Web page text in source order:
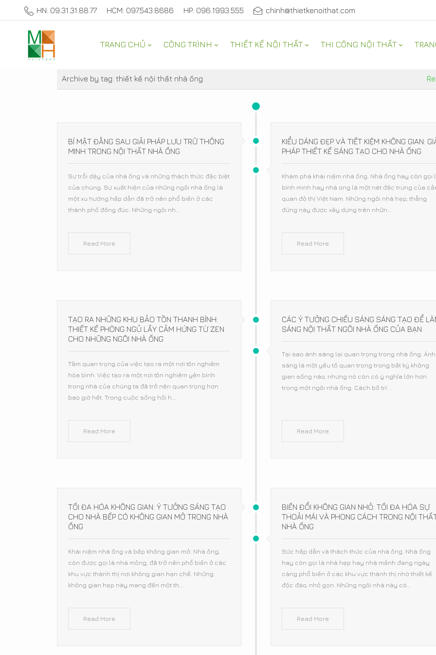
HN: 09.31.31.88.77 HCM: 097.543.8686 HP: 096.1993.555 chinh@thietkenoithat.com
TRANG CHỦ CÔNG TRÌNH THIẾT KẾ NỘI THẤT THI CÔNG NỘI THẤT
THAM KHẢO
Archive by tag: thiết kế nội thất nhà ống
BÍ MẬT ĐẰNG SAU GIẢI PHÁP LƯU TRỮ THÔNG
MINH TRONG NỘI THẤT NHÀ ỐNG
Sự trỗi dậy của nhà ống và những thách thức đặc biệt
của chúng. Sự xuất hiện của những ngôi nhà ống là
một xu hướng hấp dẫn đã trở nên phổ biến ở các
thành phố đông đúc. Những ngôi nh...
Read More
KIỂU DÁNG ĐẸP VÀ TIẾT KIỆM KHÔNG GIAN:
PHÁP THIẾT KẾ SÁNG TẠO CHO NHÀ ỐNG
Khám phá khái niệm nhà ống. Nhà ống hay còn gọi
bình minh hay nhà ong là một nét đặc trưng của
quan đô thị Việt Nam. Những ngôi nhà hẹp, thẳng
đứng này được xây dựng trên nhữn...
Read More
TẠO RA NHỮNG KHU BẢO TỒN THANH BÌNH:
THIẾT KẾ PHÒNG NGỦ LẤY CẢM HỨNG TỪ ZEN
CHO NHỮNG NGÔI NHÀ ỐNG
Tầm quan trọng của việc tạo ra một nơi tôn nghiêm
hòa bình. Việc tạo ra một nơi tôn nghiêm yên bình
trong nhà của chúng ta đã trở nên quan trọng hơn
bao giờ hết. Trong cuộc sống hối h...
Read More
CÁC Ý TƯỞNG CHIẾU SÁNG SÁNG TẠO ĐỂ
SÁNG NỘI THẤT NGÔI NHÀ ỐNG CỦA BẠN
Tại sao ánh sáng lại quan trọng trong nhà ống. Ánh
sáng là một yếu tố quan trọng trong bất kỳ không
gian sống nào, nhưng nó còn có ý nghĩa lớn hơn
trong một ngôi nhà ống. Cách bố trí ...
Read More
TỐI ĐA HÓA KHÔNG GIAN: Ý TƯỞNG SÁNG TẠO
CHO NHÀ BẾP CÓ KHÔNG GIAN MỞ TRONG NHÀ
ỐNG
Khái niệm nhà ống và bếp không gian mở. Nhà ống,
còn được gọi là nhà mỏng, đã trở nên phổ biến ở các
khu vực thành thị nơi không gian hạn chế. Những
không gian hẹp này mang đến một th...
Read More
BIẾN ĐỔI KHÔNG GIAN NHỎ: TỐI ĐA HÓA SỰ
THOẢI MÁI VÀ PHONG CÁCH TRONG NỘI
NHÀ ỐNG
Sức hấp dẫn và thách thức của nhà ống. Nhà ống
hay còn gọi là nhà hẹp hay nhà mảnh đang ngày
càng phổ biến ở các khu vực thành thị nhờ thiết kế
độc đáo, nhỏ gọn. Những ngôi nhà này có...
Read More